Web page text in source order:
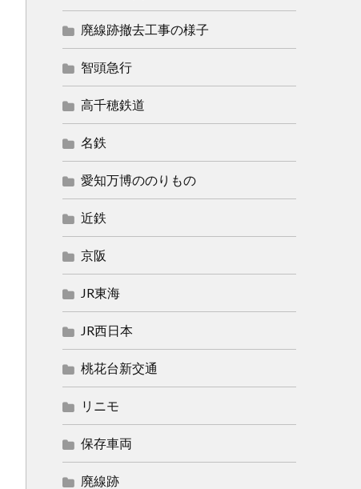
廃線跡撤去工事の様子
智頭急行
高千穂鉄道
名鉄
愛知万博ののりもの
近鉄
京阪
JR東海
JR西日本
桃花台新交通
リニモ
保存車両
廃線跡